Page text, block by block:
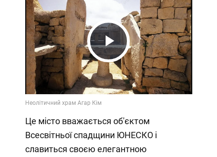
Play
Video
Це місто вважається об'єктом
Всесвітньої спадщини ЮНЕСКО і
славиться своєю елегантною